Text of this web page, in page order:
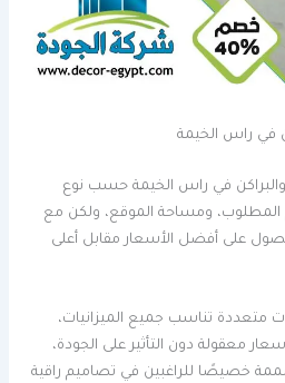
في راس الخيمة
في راس الخيمة حسب نوع
المطلوب، ومساحة الموقع، ولكن مع
على أفضل الأسعار مقابل أعلى
متعددة تناسب جميع الميزانيات،
معقولة دون التأثير على الجودة،
خصيصًا للراغبين في تصاميم راقية